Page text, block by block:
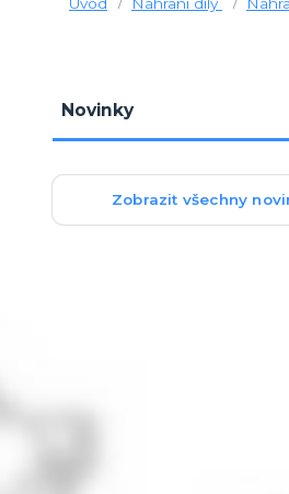
Novinky
Zobrazit všechny